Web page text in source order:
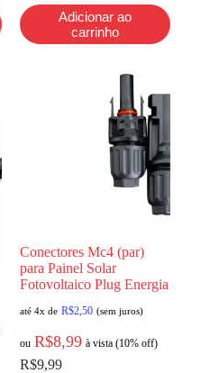
Adicionar ao
carrinho
Conectores Mc4 (par)
para Painel Solar
Fotovoltaico Plug Energia
até 4x de R$2,50 (sem juros)
ou R$8,99 à vista (10% off)
R$9,99